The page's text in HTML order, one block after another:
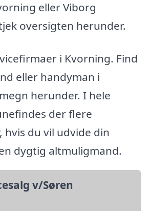
eller Viborg
oversigten herunder.
i Kvorning. Find
eller handyman i
herunder. I hele
der flere
hvis du vil udvide din
dygtig altmuligmand.
v/Søren